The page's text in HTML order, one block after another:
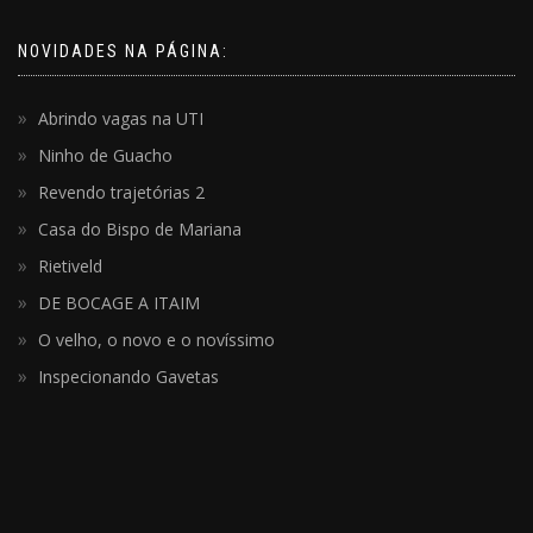
NOVIDADES NA PÁGINA:
Abrindo vagas na UTI
Ninho de Guacho
Revendo trajetórias 2
Casa do Bispo de Mariana
Rietiveld
DE BOCAGE A ITAIM
O velho, o novo e o novíssimo
Inspecionando Gavetas